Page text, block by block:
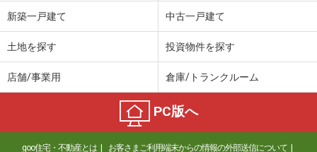
新築一戸建て 中古一戸建て
土地を探す 投資物件を探す
店舗/事業用 倉庫/トランクルーム
PC版へ
goo住宅・不動産とは お客さまご利用端末からの情報の外部送信について